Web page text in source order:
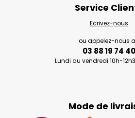
Mode de
Service
Ecrivez-nous
ou appelez-nous
03 88 19 74 40
Lundi au vendredi 10h-